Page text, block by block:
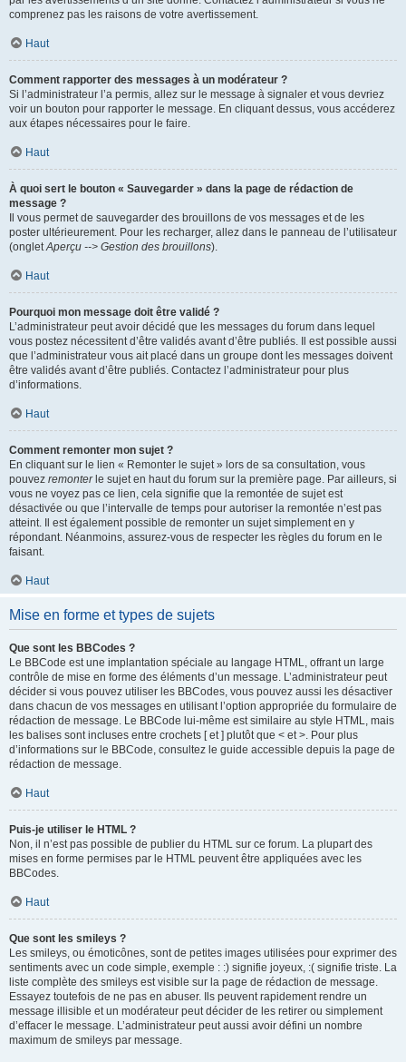
comprenez pas les raisons de votre avertissement.
Haut
Comment rapporter des messages à un modérateur ?
Si l’administrateur l’a permis, allez sur le message à signaler et vous devriez
voir un bouton pour rapporter le message. En cliquant dessus, vous accéderez
aux étapes nécessaires pour le faire.
Haut
À quoi sert le bouton « Sauvegarder » dans la page de rédaction de
message ?
Il vous permet de sauvegarder des brouillons de vos messages et de les
poster ultérieurement. Pour les recharger, allez dans le panneau de l’utilisateur
(ongletAperçu --> Gestion des brouillons).
Haut
Pourquoi mon message doit être validé ?
L’administrateur peut avoir décidé que les messages du forum dans lequel
vous postez nécessitent d’être validés avant d’être publiés. Il est possible aussi
que l’administrateur vous ait placé dans un groupe dont les messages doivent
être validés avant d’être publiés. Contactez l’administrateur pour plus
d’informations.
Haut
Comment remonter mon sujet ?
En cliquant sur le lien « Remonter le sujet » lors de sa consultation, vous
pouvez remonterle sujet en haut du forum sur la première page. Par ailleurs, si
vous ne voyez pas ce lien, cela signifie que la remontée de sujet est
désactivée ou que l’intervalle de temps pour autoriser la remontée n’est pas
atteint. Il est également possible de remonter un sujet simplement en y
répondant. Néanmoins, assurez-vous de respecter les règles du forum en le
faisant.
Haut
Mise en forme et types de sujets
Que sont les BBCodes ?
Le BBCode est une implantation spéciale au langage HTML, offrant un large
contrôle de mise en forme des éléments d’un message. L’administrateur peut
décider si vous pouvez utiliser les BBCodes, vous pouvez aussi les désactiver
dans chacun de vos messages en utilisant l’option appropriée du formulaire de
rédaction de message. Le BBCode lui-même est similaire au style HTML, mais
les balises sont incluses entre crochets [ et ] plutôt que < et >. Pour plus
d’informations sur le BBCode, consultez le guide accessible depuis la page de
rédaction de message.
Haut
Puis-je utiliser le HTML ?
Non, il n’est pas possible de publier du HTML sur ce forum. La plupart des
mises en forme permises par le HTML peuvent être appliquées avec les
BBCodes.
Haut
Que sont les smileys ?
Les smileys, ou émoticônes, sont de petites images utilisées pour exprimer des
sentiments avec un code simple, exemple : :) signifie joyeux, :( signifie triste. La
liste complète des smileys est visible sur la page de rédaction de message.
Essayez toutefois de ne pas en abuser. Ils peuvent rapidement rendre un
message illisible et un modérateur peut décider de les retirer ou simplement
d’effacer le message. L’administrateur peut aussi avoir défini un nombre
maximum de smileys par message.